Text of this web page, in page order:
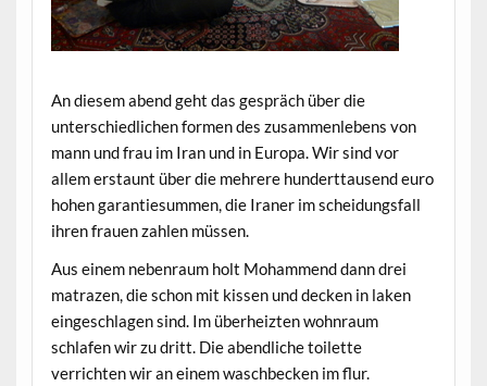
An diesem abend geht das gespräch über die
unterschiedlichen formen des zusammenlebens von
mann und frau im Iran und in Europa. Wir sind vor
allem erstaunt über die mehrere hunderttausend euro
hohen garantiesummen, die Iraner im scheidungsfall
ihren frauen zahlen müssen.
Aus einem nebenraum holt Mohammend dann drei
matrazen, die schon mit kissen und decken in laken
eingeschlagen sind. Im überheizten wohnraum
schlafen wir zu dritt. Die abendliche toilette
verrichten wir an einem waschbecken im flur.